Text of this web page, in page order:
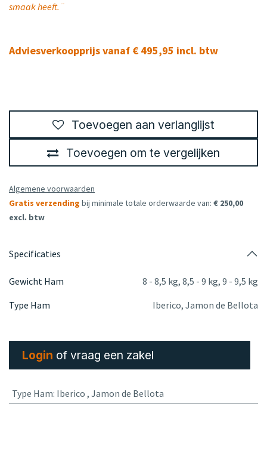
smaak heeft.¨
Adviesverkoopprijs vanaf € 495,95 incl. btw
Toevoegen om te vergelijken
Toevoegen aan verlanglijst
Algemene voorwaarden
Gratis verzending bij minimale totale orderwaarde van: € 250,00
excl. btw
Specificaties
Gewicht Ham 8 - 8,5 kg, 8,5 - 9 kg, 9 - 9,5 kg
Type Ham
Iberico, Jamon de Bellota
Login of vraag een zakel
Type Ham: Iberico , Jamon de Bellota